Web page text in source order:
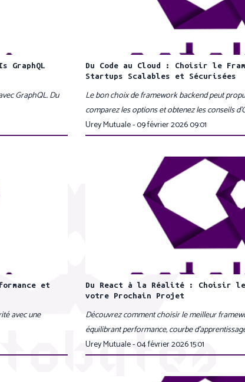
GraphQL
GraphQL. Du
Du Code au Cloud : Choisir le
Startups Scalables et Sécurisées
Le bon choix de framework backend peut
comparez les options et obtenez les conseils
Urey Mutuale - 09 février 2026 09:01
et
avec une
Du React à la Réalité : Choisir le
votre Prochain Projet
Découvrez comment choisir le meilleur
équilibrant performance, courbe
Urey Mutuale - 04 février 2026 15:01